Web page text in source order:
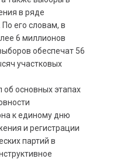
в ряде
его словам, в
6 миллионов
обеспечат 56
участковых
об основных этапах
к единому дню
и регистрации
партий в